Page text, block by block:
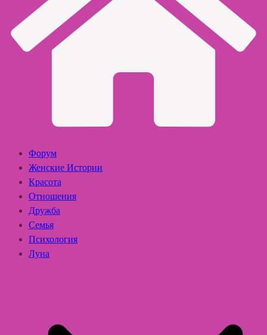
Форум
Женские Истории
Красота
Отношения
Дружба
Семья
Психология
Луна